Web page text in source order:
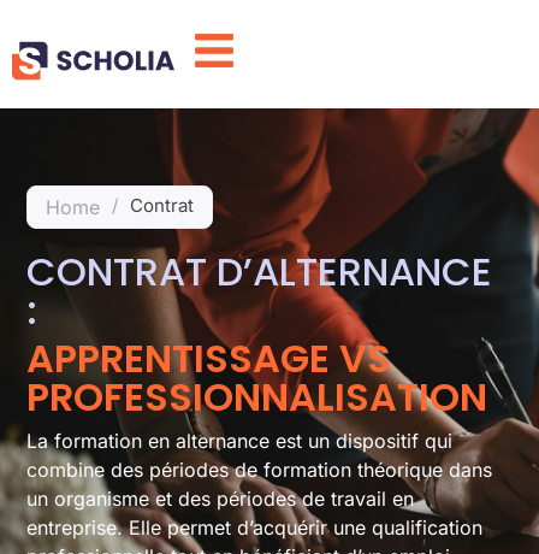
Home / Contrat
CONTRAT D’ALTERNANCE
:
APPRENTISSAGE VS
PROFESSIONNALISATION
La formation en alternance est un dispositif qui
combine des périodes de formation théorique dans
un organisme et des périodes de travail en
entreprise. Elle permet d’acquérir une qualification